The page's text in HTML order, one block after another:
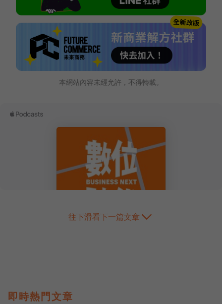
本網站內容未經允許，不得轉載。
往下滑看下一篇文章
即時熱門文章